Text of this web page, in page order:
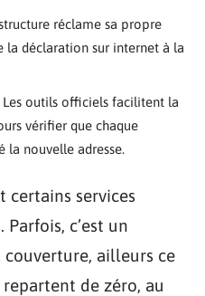
réclame sa propre
la déclaration sur internet à la
Les outils officiels facilitent la
vérifier que chaque
la nouvelle adresse.
certains services
c’est un
ailleurs ce
de zéro, au